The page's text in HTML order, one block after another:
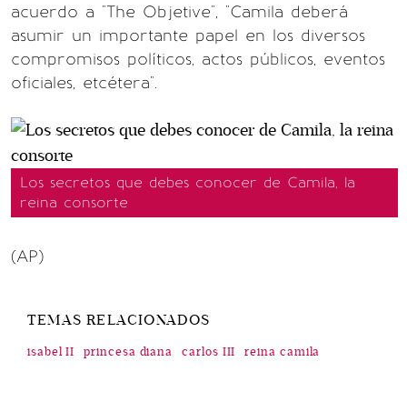
acuerdo a "The Objetive", "Camila deberá
asumir un importante papel en los diversos
compromisos políticos, actos públicos, eventos
oficiales, etcétera".
Los secretos que debes conocer de Camila, la
reina consorte
(AP)
TEMAS RELACIONADOS
isabel II princesa diana carlos III reina camila